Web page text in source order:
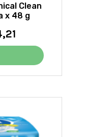
Clean
x 48 g
El
precio
es:
$15604,21.